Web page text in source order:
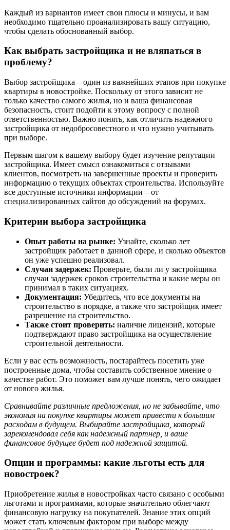
Каждый из вариантов имеет свои плюсы и минусы, и вам
необходимо тщательно проанализировать вашу ситуацию,
чтобы сделать обоснованный выбор.
Как выбрать застройщика и не вляпаться в
проблему?
Выбор застройщика – один из важнейших этапов при покупке
квартиры в новостройке. Поскольку от этого зависит не
только качество самого жилья, но и ваша финансовая
безопасность, стоит подойти к этому вопросу с полной
ответственностью. Важно понять, как отличить надежного
застройщика от недобросовестного и что нужно учитывать
при выборе.
Первым шагом к вашему выбору будет изучение репутации
застройщика. Имеет смысл ознакомиться с отзывами
клиентов, посмотреть на завершенные проекты и проверить
информацию о текущих объектах строительства. Используйте
все доступные источники информации – от
специализированных сайтов до обсуждений на форумах.
Критерии выбора застройщика
Опыт работы на рынке: Узнайте, сколько лет
застройщик работает в данной сфере, и сколько объектов
он уже успешно реализовал.
Случаи задержек: Проверьте, были ли у застройщика
случаи задержек сроков строительства и какие меры он
принимал в таких ситуациях.
Документация: Убедитесь, что все документы на
строительство в порядке, а также что застройщик имеет
разрешение на строительство.
Также стоит проверить: наличие лицензий, которые
подтверждают право застройщика на осуществление
строительной деятельности.
Если у вас есть возможность, постарайтесь посетить уже
построенные дома, чтобы составить собственное мнение о
качестве работ. Это поможет вам лучше понять, чего ожидает
от нового жилья.
Сравнивайте различные предложения, но не забывайте, что
экономия на покупке квартиры может привести к большим
расходам в будущем. Выбирайте застройщика, который
зарекомендовал себя как надежный партнер, и ваше
финансовое будущее будет под надежной защитой.
Опции и программы: какие льготы есть для
новостроек?
Приобретение жилья в новостройках часто связано с особыми
льготами и программами, которые значительно облегчают
финансовую нагрузку на покупателей. Знание этих опций
может стать ключевым фактором при выборе между